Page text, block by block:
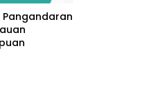
Pangandaran